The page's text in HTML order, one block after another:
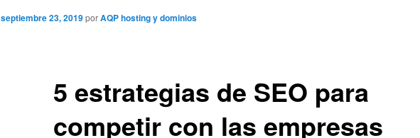
5 estrategias de SEO para
competir con las empresas
septiembre 23, 2019porAQP hosting y dominios